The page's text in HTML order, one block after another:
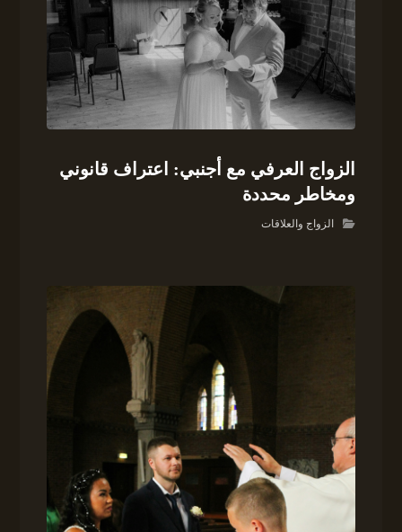
الزواج العرفي مع أجنبي: اعتراف قانوني
ومخاطر محددة
الزواج والعلاقات